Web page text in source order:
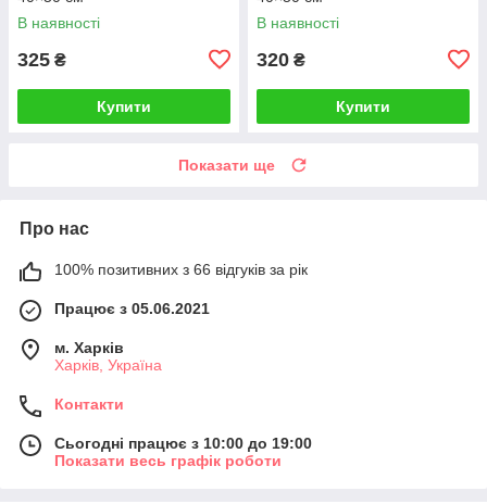
В наявності
325 ₴
Купити
В наявності
320 ₴
Купити
Показати ще
Про нас
100% позитивних з 66 відгуків за рік
Працює з 05.06.2021
м. Харків
Харків, Україна
Контакти
Сьогодні працює з 10:00 до 19:00
Показати весь графік роботи